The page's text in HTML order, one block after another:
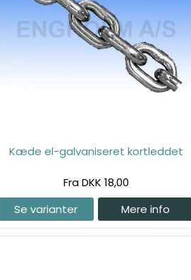
Kæde el-galvaniseret kortleddet
Fra DKK 18,00
Se varianter
Mere info